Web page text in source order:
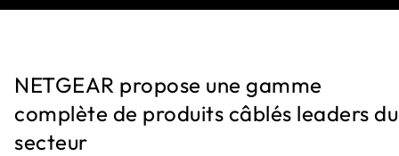
NETGEAR propose une gamme
complète de produits câblés leaders du
secteur